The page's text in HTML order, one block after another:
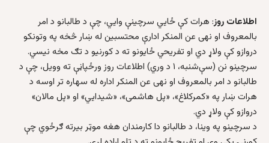
اطلاعات روز: هرات کې ځايي سرچينې وايي، چې د طالبانو د امر
بالمعروف او نهی عن المنکر ادارې محتسبين له ښار څخه په وتونکو
دروازو کې ولاړ دي او تفريحي ځايونو ته د کورنيو د تګ مخه نيسي.
سرچينو نن (سې‌شنبه، ۱ د وري) اطلاعات روز ورځپاڼې ته وويل، چې د
طالبانو د امر بالمعروف او نهی عن المنکر اداره له سهاره تر اوسه د
هرات ښار په «کمرکلاغ»، «پل هاشمی»، «شيدايي» او «پل مالان»
دروازو کې ولاړ دي.
د سرچينو په وينا، د طالبانو دا کارمندان هغه موټر بيرته ګرځوي چې